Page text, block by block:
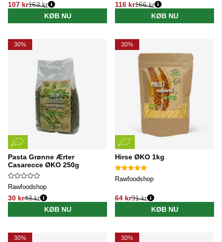
107 kr
Normalpris:
153 kr
KØB NU
116 kr
Normalpris:
166 kr
KØB NU
30%
Pasta Grønne Ærter
Casarecce ØKO 250g
Rawfoodshop
30 kr
Normalpris:
43 kr
KØB NU
30%
Hirse ØKO 1kg
Rawfoodshop
64 kr
Normalpris:
91 kr
KØB NU
30% 30%